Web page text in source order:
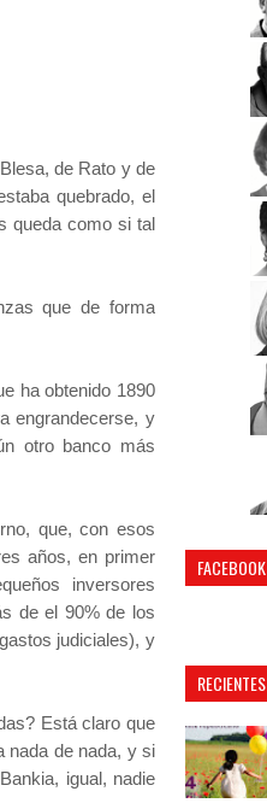
de Rato y de
quebrado, el
queda como si tal
que de forma
ha obtenido 1890
engrandecerse, y
otro banco más
que, con esos
años, en primer
inversores
de el 90% de los
judiciales), y
Está claro que
nada de nada, y si
igual, nadie
FACEBOOK
RECIENTES